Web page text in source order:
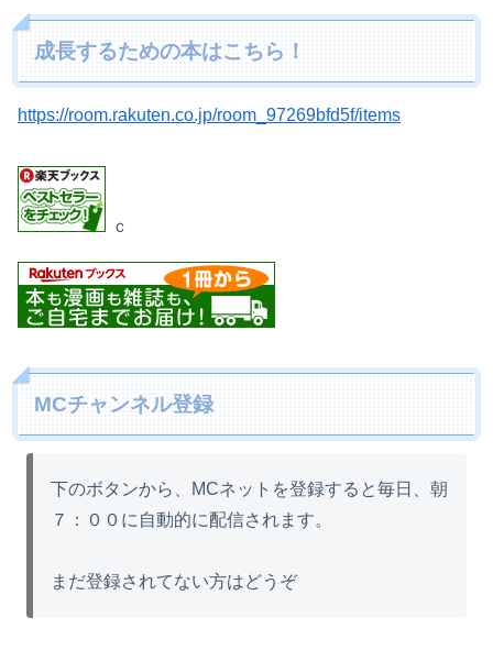
成長するための本はこちら！
https://room.rakuten.co.jp/room_97269bfd5f/items
ｃ
MCチャンネル登録
下のボタンから、MCネットを登録すると毎日、朝
７：００に自動的に配信されます。
まだ登録されてない方はどうぞ